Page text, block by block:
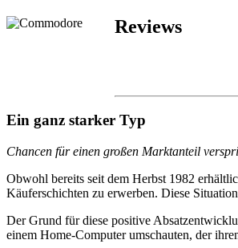
Reviews
Ein ganz starker Typ
Chancen für einen großen Marktanteil
Obwohl bereits seit dem Herbst 1982
Käuferschichten zu erwerben. Diese
Der Grund für diese positive
einem Home-Computer umschauten, der